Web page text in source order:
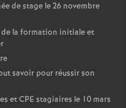
de stage le 26 novembre
de la formation initiale et
savoir pour réussir son
etCPE stagiaires le 10 mars